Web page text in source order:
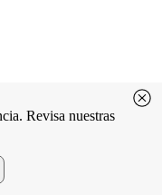
Revisa nuestras